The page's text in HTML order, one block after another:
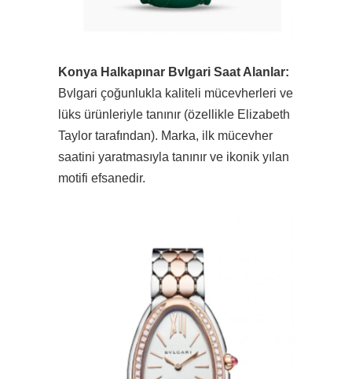
Konya Halkapınar Bvlgari Saat Alanlar:
Bvlgari çoğunlukla kaliteli mücevherleri ve
lüks ürünleriyle tanınır (özellikle Elizabeth
Taylor tarafından). Marka, ilk mücevher
saatini yaratmasıyla tanınır ve ikonik yılan
motifi efsanedir.